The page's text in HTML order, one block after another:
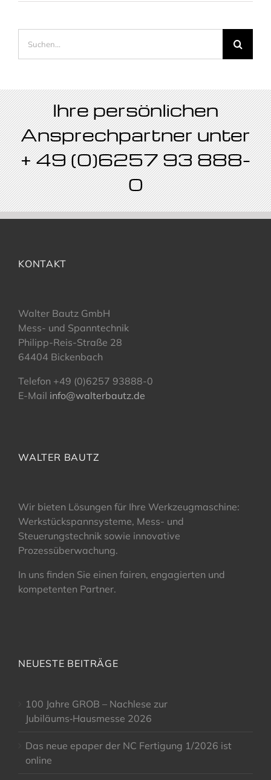
nach:
Ihre persönlichen
Ansprechpartner unter
+ 49 (0)6257 93 888-
0
KONTAKT
Walter Bautz GmbH
Mess- und Spanntechnik
Philipp-Reis-Straße 28
64404 Bickenbach
Telefon +49 (0)6257 93888-0
E-Mail info@walterbautz.de
WALTER BAUTZ
Wir bieten Lösungen für Ihre Werkzeugmaschine:
Werkstückspannsysteme, Mess- und
Steuerungstechnik sowie innovative
Prozessüberwachung.
In uns finden Sie einen fairen, engagierten und
kompetenten Partner.
NEUESTE BEITRÄGE
100 Jahre GROB – Nachlese zur
Jubiläums‑Hausmesse 2026
Das neue epaper der NC Fertigung 1/2026 ist
online